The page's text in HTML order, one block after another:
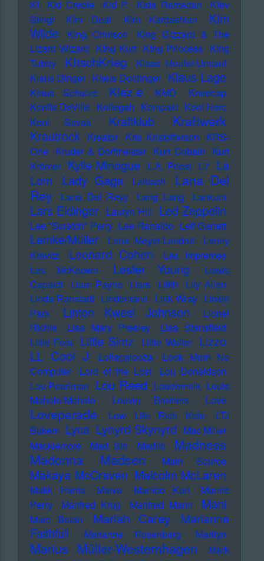
KI
KId Creole KId P. KIda Ramadan
KIev
Stingl
KIm Deal KIm Kardashian
KIm
Wilde
KIng Crimson
KIng Gizzard & The
Lizard Wizard KIng Kurt KIng Princess KIng
Tubby
KItschKrieg
Klaas Heufer-Umlauf
Klaus Dinger Klaus Doldinger Klaus Lage
Klaus Schulze Klez.e KMD
Kneecap
Koefte DeVille Kollegah Kompakt Kool Herc
Kool Savas
Kraftklub Kraftwerk
Krautrock Kreator Kris Kristofferson KRS-
One Kruder & Dorfmeister Kurt Cobain Kurt
Krömer Kylie Minogue L.A. Priest L7 La
Lom
Lady Gaga Laibach
Lana Del
Rey
Lana Del Reyy Lang Lang Lankum
Lars Eidinger Lauryn Hill Led Zeppelin
Lee "Scratch" Perry Lee Ranaldo Leif Garrett
Lemke/Müller Lena Meyer-Landrut
Lenny
Kravitz
Leonard Cohen
Les Impremes
Les McKeown
Lester Young
Lewis
Capaldi
Liam Payne Liars Lilith
Lily Allen
Linda Ronstadt Lindemann Link Wray Linkin
Park
Linton Kwesi Johnson
Lionel
Richie
Lisa Mary Presley
Lisa Stansfield
Little Feat Little Simz Little Walter Lizzo
LL Cool J Lollapalooza
Look Mum No
Computer
Lord of the Lost
Lou Donaldson
Lou Pearlman Lou Reed Loudermilk Louis
Moholo-Moholo
Louvin Brothers Love
Loveparade Low Life Rich Kids
LTJ
Bukem Lyca Lynyrd Skynyrd Mac Miller
Macklemore
Mad Sin Madlib
Madness
Madonna
Madsen Main Source
Makaya McCraven Malcolm McLaren
Malik Harris Malva Mambo Kurt
Mamie
Perry
Manfred Krug Manfred Mann Mani
Marc Bolan Mariah Carey
Marianne
Faithfull
Marianne Rosenberg Marilyn
Marius Müller-Westernhagen
Mark